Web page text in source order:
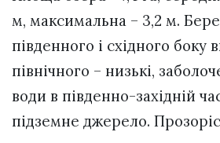
м, максимальна – 3,2 м.
південного і східного боку
північного – низькі,
води в південно-західній
підземне джерело.